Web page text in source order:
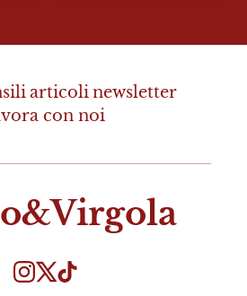
articolinewsletter
con noi